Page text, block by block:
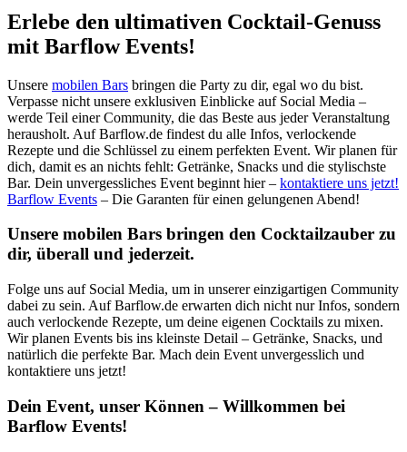
Erlebe den ultimativen Cocktail-Genuss
mit Barflow Events!
Unsere mobilen Bars bringen die Party zu dir, egal wo du bist.
Verpasse nicht unsere exklusiven Einblicke auf Social Media –
werde Teil einer Community, die das Beste aus jeder Veranstaltung
herausholt. Auf Barflow.de findest du alle Infos, verlockende
Rezepte und die Schlüssel zu einem perfekten Event. Wir planen für
dich, damit es an nichts fehlt: Getränke, Snacks und die stylischste
Bar. Dein unvergessliches Event beginnt hier – kontaktiere uns jetzt!
Barflow Events – Die Garanten für einen gelungenen Abend!
Unsere mobilen Bars bringen den Cocktailzauber zu
dir, überall und jederzeit.
Folge uns auf Social Media, um in unserer einzigartigen Community
dabei zu sein. Auf Barflow.de erwarten dich nicht nur Infos, sondern
auch verlockende Rezepte, um deine eigenen Cocktails zu mixen.
Wir planen Events bis ins kleinste Detail – Getränke, Snacks, und
natürlich die perfekte Bar. Mach dein Event unvergesslich und
kontaktiere uns jetzt!
Dein Event, unser Können – Willkommen bei
Barflow Events!